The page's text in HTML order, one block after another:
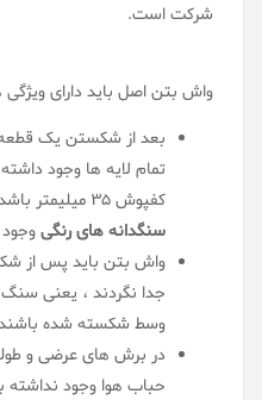
شرکت است.
واش بتن اصل باید دارای ویژگی
بعد از شکستن یک قطعه
تمام لایه ها وجود
کفپوش 35 میلیمتر باشد باید در تمام 35 میلیمتر آن
سنگدانه های رنگی
واش بتن باید پس از
جدا نگردند ، یعنی
وسط شکسته شده
در برش های عرضی و
حباب هوا وجود نداشته